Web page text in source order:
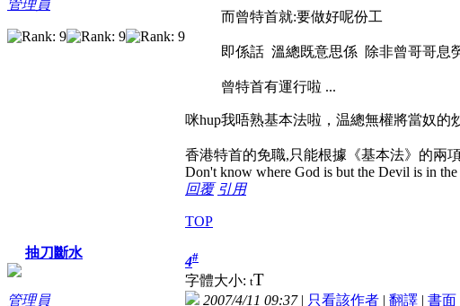
管理員
而曾特首就:要做好呢份工
即係話 溫總既意思係 除非曾哥哥息
曾特首有運行啦 ...
咪hup我唔熟基本法啦，温總無權將當奴的
香港特首的免職,只能根據《基本法》的兩
Don't know where God is but the Devil is in the
回覆 引用
TOP
抽刀斷水
管理員
4#
字體大小: tT
2007/4/11 09:37| 只看該作者 | 翻譯 | 書面